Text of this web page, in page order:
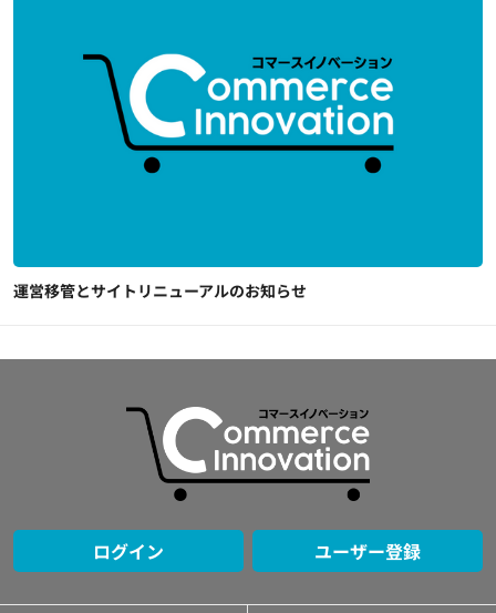
運営移管とサイトリニューアルのお知らせ
ログイン ユーザー登録